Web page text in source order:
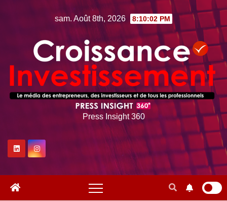
sam. Août 8th, 2026 8:10:03 PM
Press Insight 360